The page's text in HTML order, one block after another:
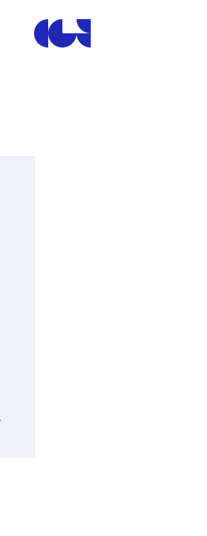
Centre de la Gravure et